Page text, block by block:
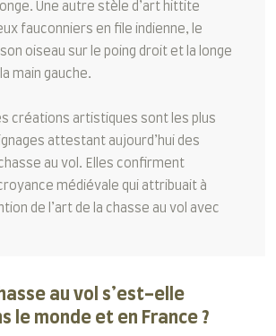
Une autre stèle d’art hittite
fauconniers en file indienne, le
oiseau sur le poing droit et la longe
main gauche.
créations artistiques sont les plus
attestant aujourd’hui des
au vol. Elles confirment
médiévale qui attribuait à
de l’art de la chasse au vol avec
au vol s’est-elle
le monde et en France ?